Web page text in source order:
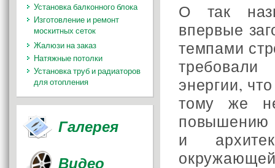
О так
впервые
темпами
энергии,
тому же
повышению
и
Установка балконного блока
Изготовление и ремонт
москитных сеток
Жалюзи на заказ
Натяжные потолки
Установка труб и радиаторов
для отопления
Галерея
Видео